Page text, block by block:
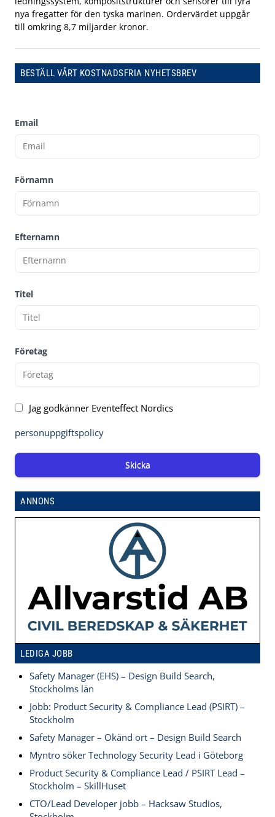
nya fregatter för den tyska marinen. Ordervärdet uppgår
till omkring 8,7 miljarder kronor.
BESTÄLL VÅRT KOSTNADSFRIA NYHETSBREV
Email
Förnamn
Efternamn
Titel
Företag
Jag godkänner Eventeffect Nordics
personuppgiftspolicy
Skicka
ANNONS
LEDIGA JOBB
Safety Manager (EHS) – Design Build Search,
Stockholms län
Jobb: Product Security & Compliance Lead (PSIRT) –
Stockholm
Safety Manager – Okänd ort – Design Build Search
Myntro söker Technology Security Lead i Göteborg
Product Security & Compliance Lead / PSIRT Lead –
Stockholm – SkillHuset
CTO/Lead Developer jobb – Hacksaw Studios,